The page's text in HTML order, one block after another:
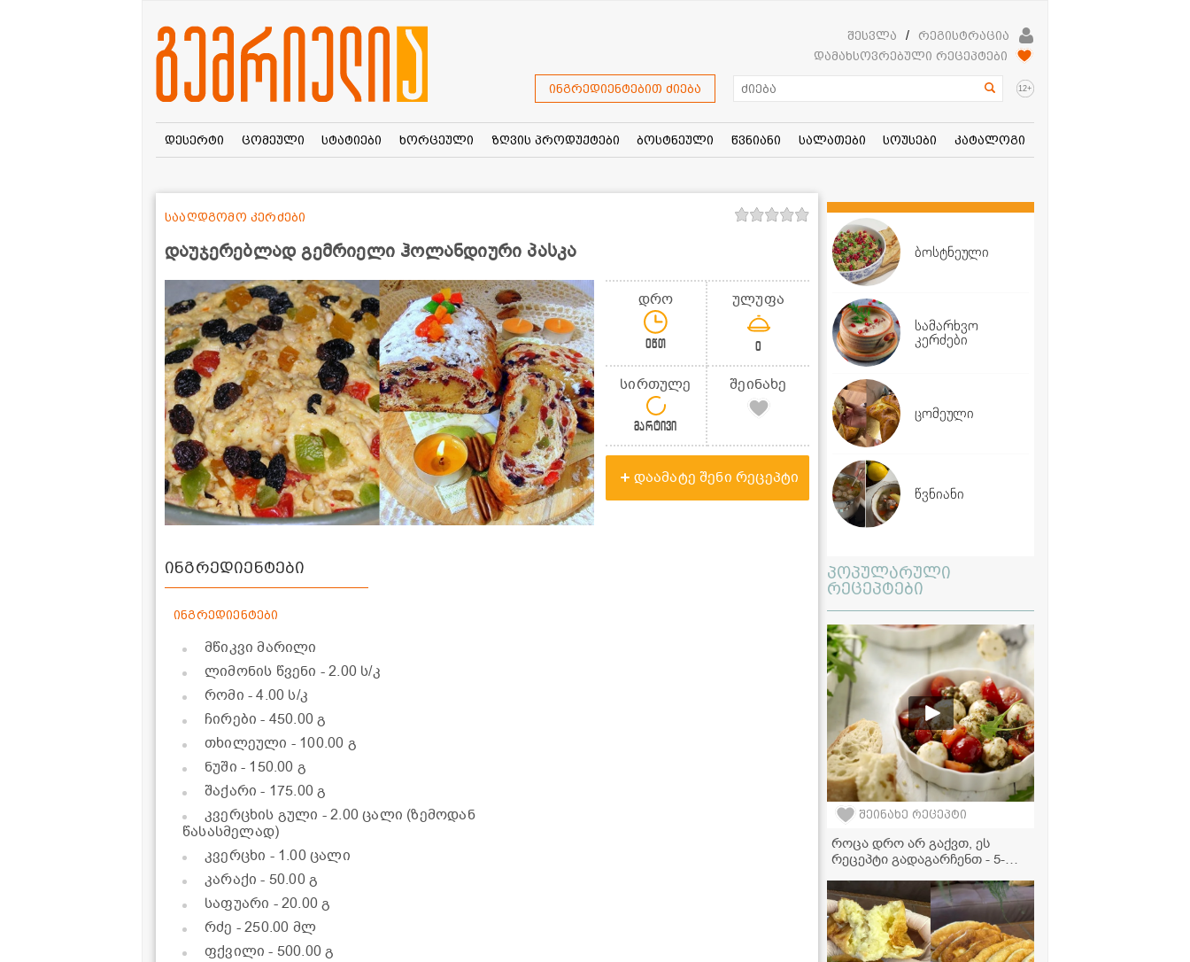
შესვლა /
რეგისტრაცია
დამახსოვრებული რეცეპტები
ინგრედიენტებით ძიება 12+
დესერტი ცომეული სტატიები ხორცეული ზღვის პროდუქტები ბოსტნეული წვნიანი სალათები სოუსები კატალოგი
დაუჯერებლად გემრიელი ჰოლანდიური პასკა
სააღდგომო კერძები
დრო
0წთ
ულუფა
0
სირთულე
მარტივი
შეინახე
დაამატე შენი რეცეპტი
ინგრედიენტები
ინგრედიენტები
მწიკვი მარილი
ლიმონის წვენი - 2.00 ს/კ
რომი - 4.00 ს/კ
ჩირები- 450.00 გ
თხილეული - 100.00 გ
ნუში - 150.00 გ
შაქარი- 175.00 გ
კვერცხის გული - 2.00 ცალი (ზემოდან
წასასმელად)
კვერცხი - 1.00 ცალი
კარაქი- 50.00 გ
საფუარი - 20.00 გ
რძე - 250.00 მლ
ფქვილი- 500.00 გ
ბოსტნეული
სამარხვო
კერძები
ცომეული
წვნიანი
პოპულარული
რეცეპტები
შეინახე რეცეპტი
როცა დრო არ გაქვთ, ეს
რეცეპტი გადაგარჩენთ - 5-
ყველას აღაფრთოვანებს!